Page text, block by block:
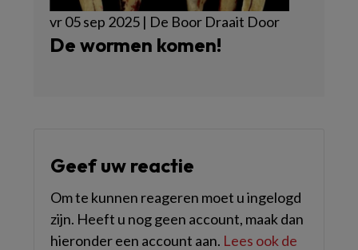
vr 05 sep 2025 | De Boor Draait Door
De wormen komen!
Geef uw reactie
Om te kunnen reageren moet u ingelogd
zijn. Heeft u nog geen account, maak dan
hieronder een account aan. Lees ook de